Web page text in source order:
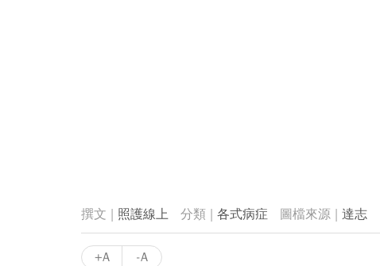
照護線上 各式病症 達志
+A -A